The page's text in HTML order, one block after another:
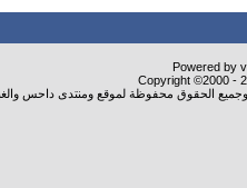
Powered by
Copyright ©2000 -
الحقوق محفوظة لموقع ومنتدى داحس